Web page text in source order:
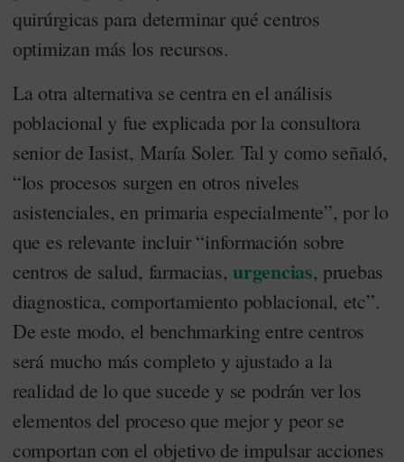
quirúrgicas para determinar qué centros
optimizan más los recursos.
La otra alternativa se centra en el análisis
poblacional y fue explicada por la consultora
senior de Iasist, María Soler. Tal y como señaló,
“los procesos surgen en otros niveles
asistenciales, en primaria especialmente”, por lo
que es relevante incluir “información sobre
centros de salud, farmacias,urgencias, pruebas
diagnostica, comportamiento poblacional, etc”.
De este modo, el benchmarking entre centros
será mucho más completo y ajustado a la
realidad de lo que sucede y se podrán ver los
elementos del proceso que mejor y peor se
comportan con el objetivo de impulsar acciones